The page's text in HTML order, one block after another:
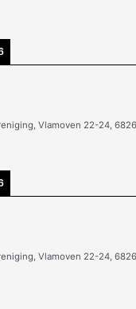
Vlamoven 22-24,
Vlamoven 22-24,